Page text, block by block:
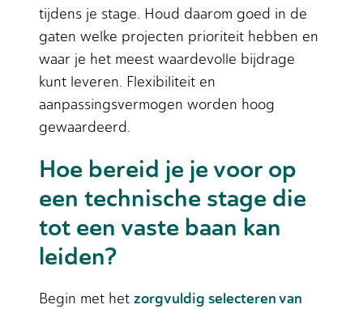
tijdens je stage. Houd daarom goed in de
gaten welke projecten prioriteit hebben en
waar je het meest waardevolle bijdrage
kunt leveren. Flexibiliteit en
aanpassingsvermogen worden hoog
gewaardeerd.
Hoe bereid je je voor op
een technische stage die
tot een vaste baan kan
leiden?
Begin met het zorgvuldig selecteren van